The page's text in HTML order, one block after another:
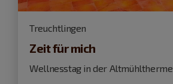
Treuchtlingen
Zeit für mich
Wellnesstag in der Altmühltherme